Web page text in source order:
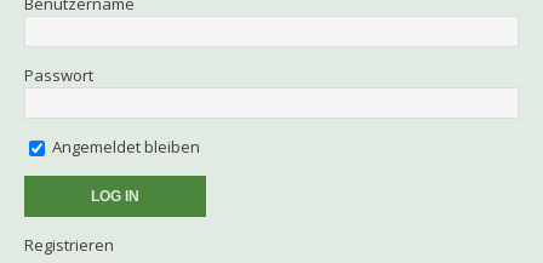
Passwort
Angemeldet bleiben
Registrieren